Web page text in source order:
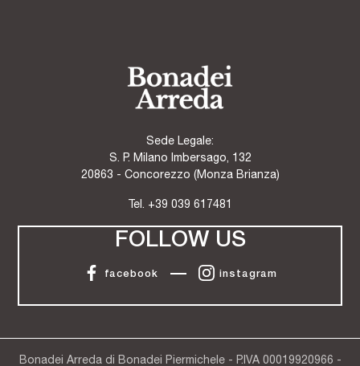
Sede Legale:
S. P. Milano Imbersago, 132
20863 - Concorezzo (Monza Brianza)
Tel. +39 039 617481
FOLLOW US
facebook instagram
Bonadei Arreda di Bonadei Piermichele - P.IVA 00019920966 -